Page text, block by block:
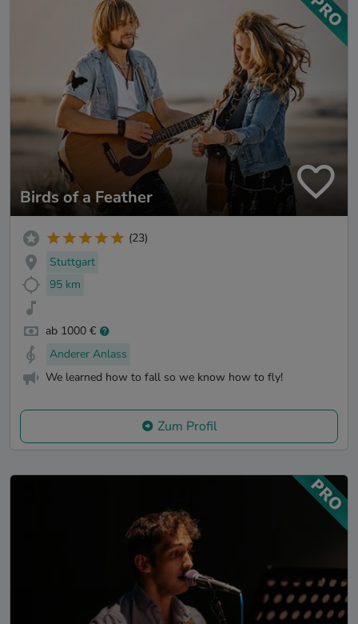
Birds of a Feather
(23)
Stuttgart
95 km
ab 1000 €
Anderer Anlass
We learned how to fall so we know how to fly!
Zum Profil